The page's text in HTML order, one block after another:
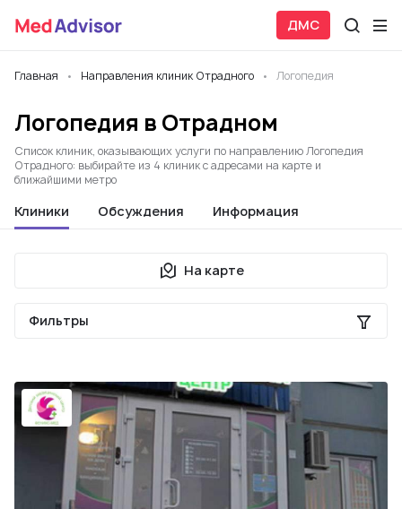
ДМС
Главная Направления клиник Отрадного Логопедия
Логопедия в Отрадном
Список клиник, оказывающих услуги по направлению Логопедия
Отрадного: выбирайте из 4 клиник с адресами на карте и
ближайшими метро
Клиники Обсуждения Информация
На карте
Фильтры